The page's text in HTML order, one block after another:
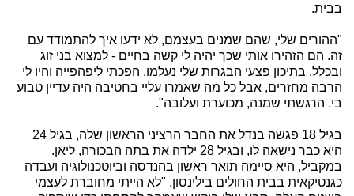
בבית.
"ההורים שלי, שהם שמנים בעצמם, לא ידעו איך להתמודד עם
זה. הם הזהירו אותי שכך יהיה לי קשה בחיים - למצוא בני זוג
ובכלל. בתיכון פצעי הבגרות שלי נעלמו, הפכתי ליפהפייה והיו לי
הרבה מחזרים, אבל כל מה שאמרו עליי בחטיבה היה עדיין טבוע
בי. הרגשתי שמנה, מכוערת ועלובה".
בגיל 18 פגשה בנדל את החבר הרציני הראשון שלה, בגיל 24
היא כבר נישאה לו, ובגיל 28 ילדה את בתה הבכורה, ליאן.
במקביל, היא סיימה תואר ראשון בהנדסה וביוטכנולוגיה ועבדה
כגנטיקאית בבית החולים בילינסון. "לא הייתי מחוברת לעצמי